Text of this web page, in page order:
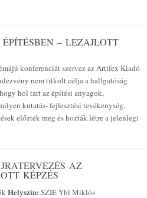
– LEZAJLOTT
konferenciát szervez az Artifex Kiadó
nem titkolt célja a hallgatóság
hol tart az építési anyagok,
kutatás- fejlesztési tevékenység,
előzték meg és hozták létre a jelenlegi
AZ
KÉPZÉS
Helyszín: SZIE Ybl Miklós